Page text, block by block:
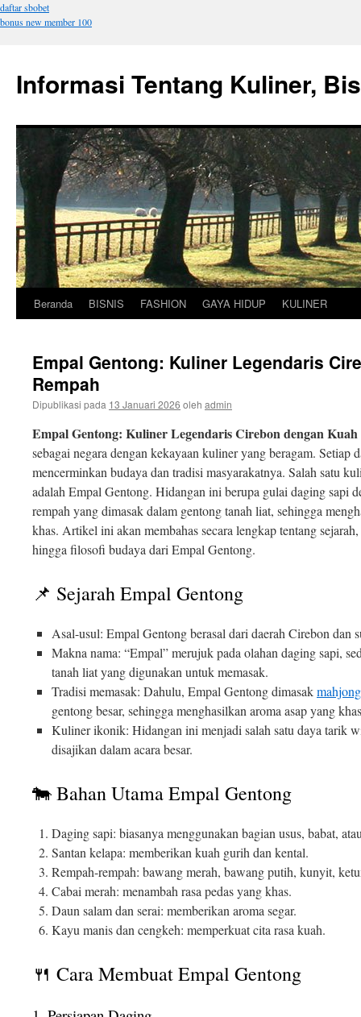
daftar sbobet
bonus new member 100
Informasi Tentang Kuliner,
Langsung
Beranda BISNIS FASHION GAYA HIDUP KULINER
Empal Gentong: Kuliner Legendaris
Rempah
Dipublikasi pada 13 Januari 2026 oleh admin
Empal Gentong: Kuliner Legendaris Cirebon dengan Kuah
sebagai negara dengan kekayaan kuliner yang beragam. Setiap
mencerminkan budaya dan tradisi masyarakatnya. Salah satu
adalah Empal Gentong. Hidangan ini berupa gulai daging sapi
rempah yang dimasak dalam gentong tanah liat, sehingga
khas. Artikel ini akan membahas secara lengkap tentang
hingga filosofi budaya dari Empal Gentong.
📌 Sejarah Empal Gentong
Asal-usul: Empal Gentong berasal dari daerah Cirebon dan
Makna nama: “Empal” merujuk pada olahan daging sapi,
tanah liat yang digunakan untuk memasak.
Tradisi memasak: Dahulu, Empal Gentong dimasakmahjong
gentong besar, sehingga menghasilkan aroma asap yang
Kuliner ikonik: Hidangan ini menjadi salah satu daya tarik
disajikan dalam acara besar.
🐄 Bahan Utama Empal Gentong
Daging sapi: biasanya menggunakan bagian usus, babat,
Santan kelapa: memberikan kuah gurih dan kental.
Rempah-rempah: bawang merah, bawang putih, kunyit,
Cabai merah: menambah rasa pedas yang khas.
Daun salam dan serai: memberikan aroma segar.
Kayu manis dan cengkeh: memperkuat cita rasa kuah.
🍴 Cara Membuat Empal Gentong